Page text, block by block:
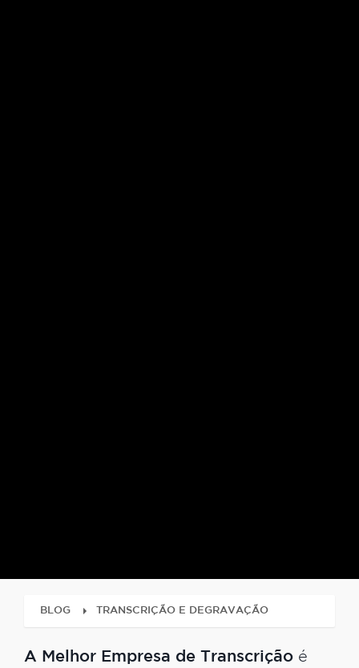
BLOG TRANSCRIÇÃO E DEGRAVAÇÃO
A Melhor Empresa de Transcrição é